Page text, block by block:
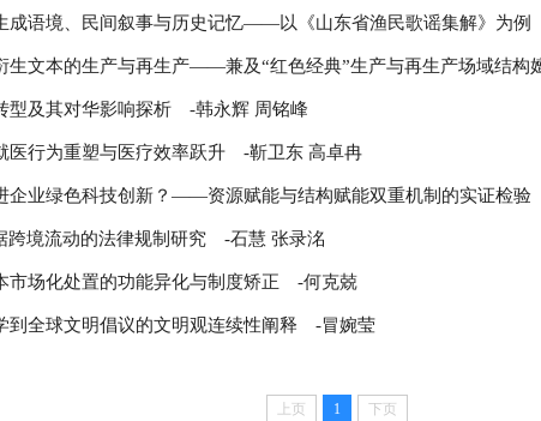
成语境、民间叙事与历史记忆——以《山东省渔民歌谣集解》为例
型及其对华影响探析 -韩永辉 周铭峰
医行为重塑与医疗效率跃升 -靳卫东 高卓冉
企业绿色科技创新？——资源赋能与结构赋能双重机制的实证检验
跨境流动的法律规制研究 -石慧 张录洺
市场化处置的功能异化与制度矫正 -何克兢
到全球文明倡议的文明观连续性阐释 -冒婉莹
上页 1 下页